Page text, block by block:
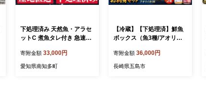
下処理済み 天然魚・アラセ
ットC 煮魚タレ付き 急速冷
知県 南知多町 人気 おすす
め
寄附金額 33,000円
愛知県南知多町
【冷蔵】【下処理済】鮮魚
ボックス（魚3種/アオリイ
鮮魚[PEP003] 冷蔵 真空パ
ック 新鮮 下処理済み 海鮮
寄附金額 36,000円
長崎県五島市